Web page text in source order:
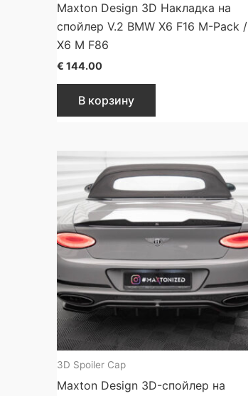
Maxton Design 3D Накладка на
спойлер V.2 BMW X6 F16 M-Pack /
X6 M F86
€ 144.00
В корзину
3D Spoiler Cap
Maxton Design 3D-спойлер на